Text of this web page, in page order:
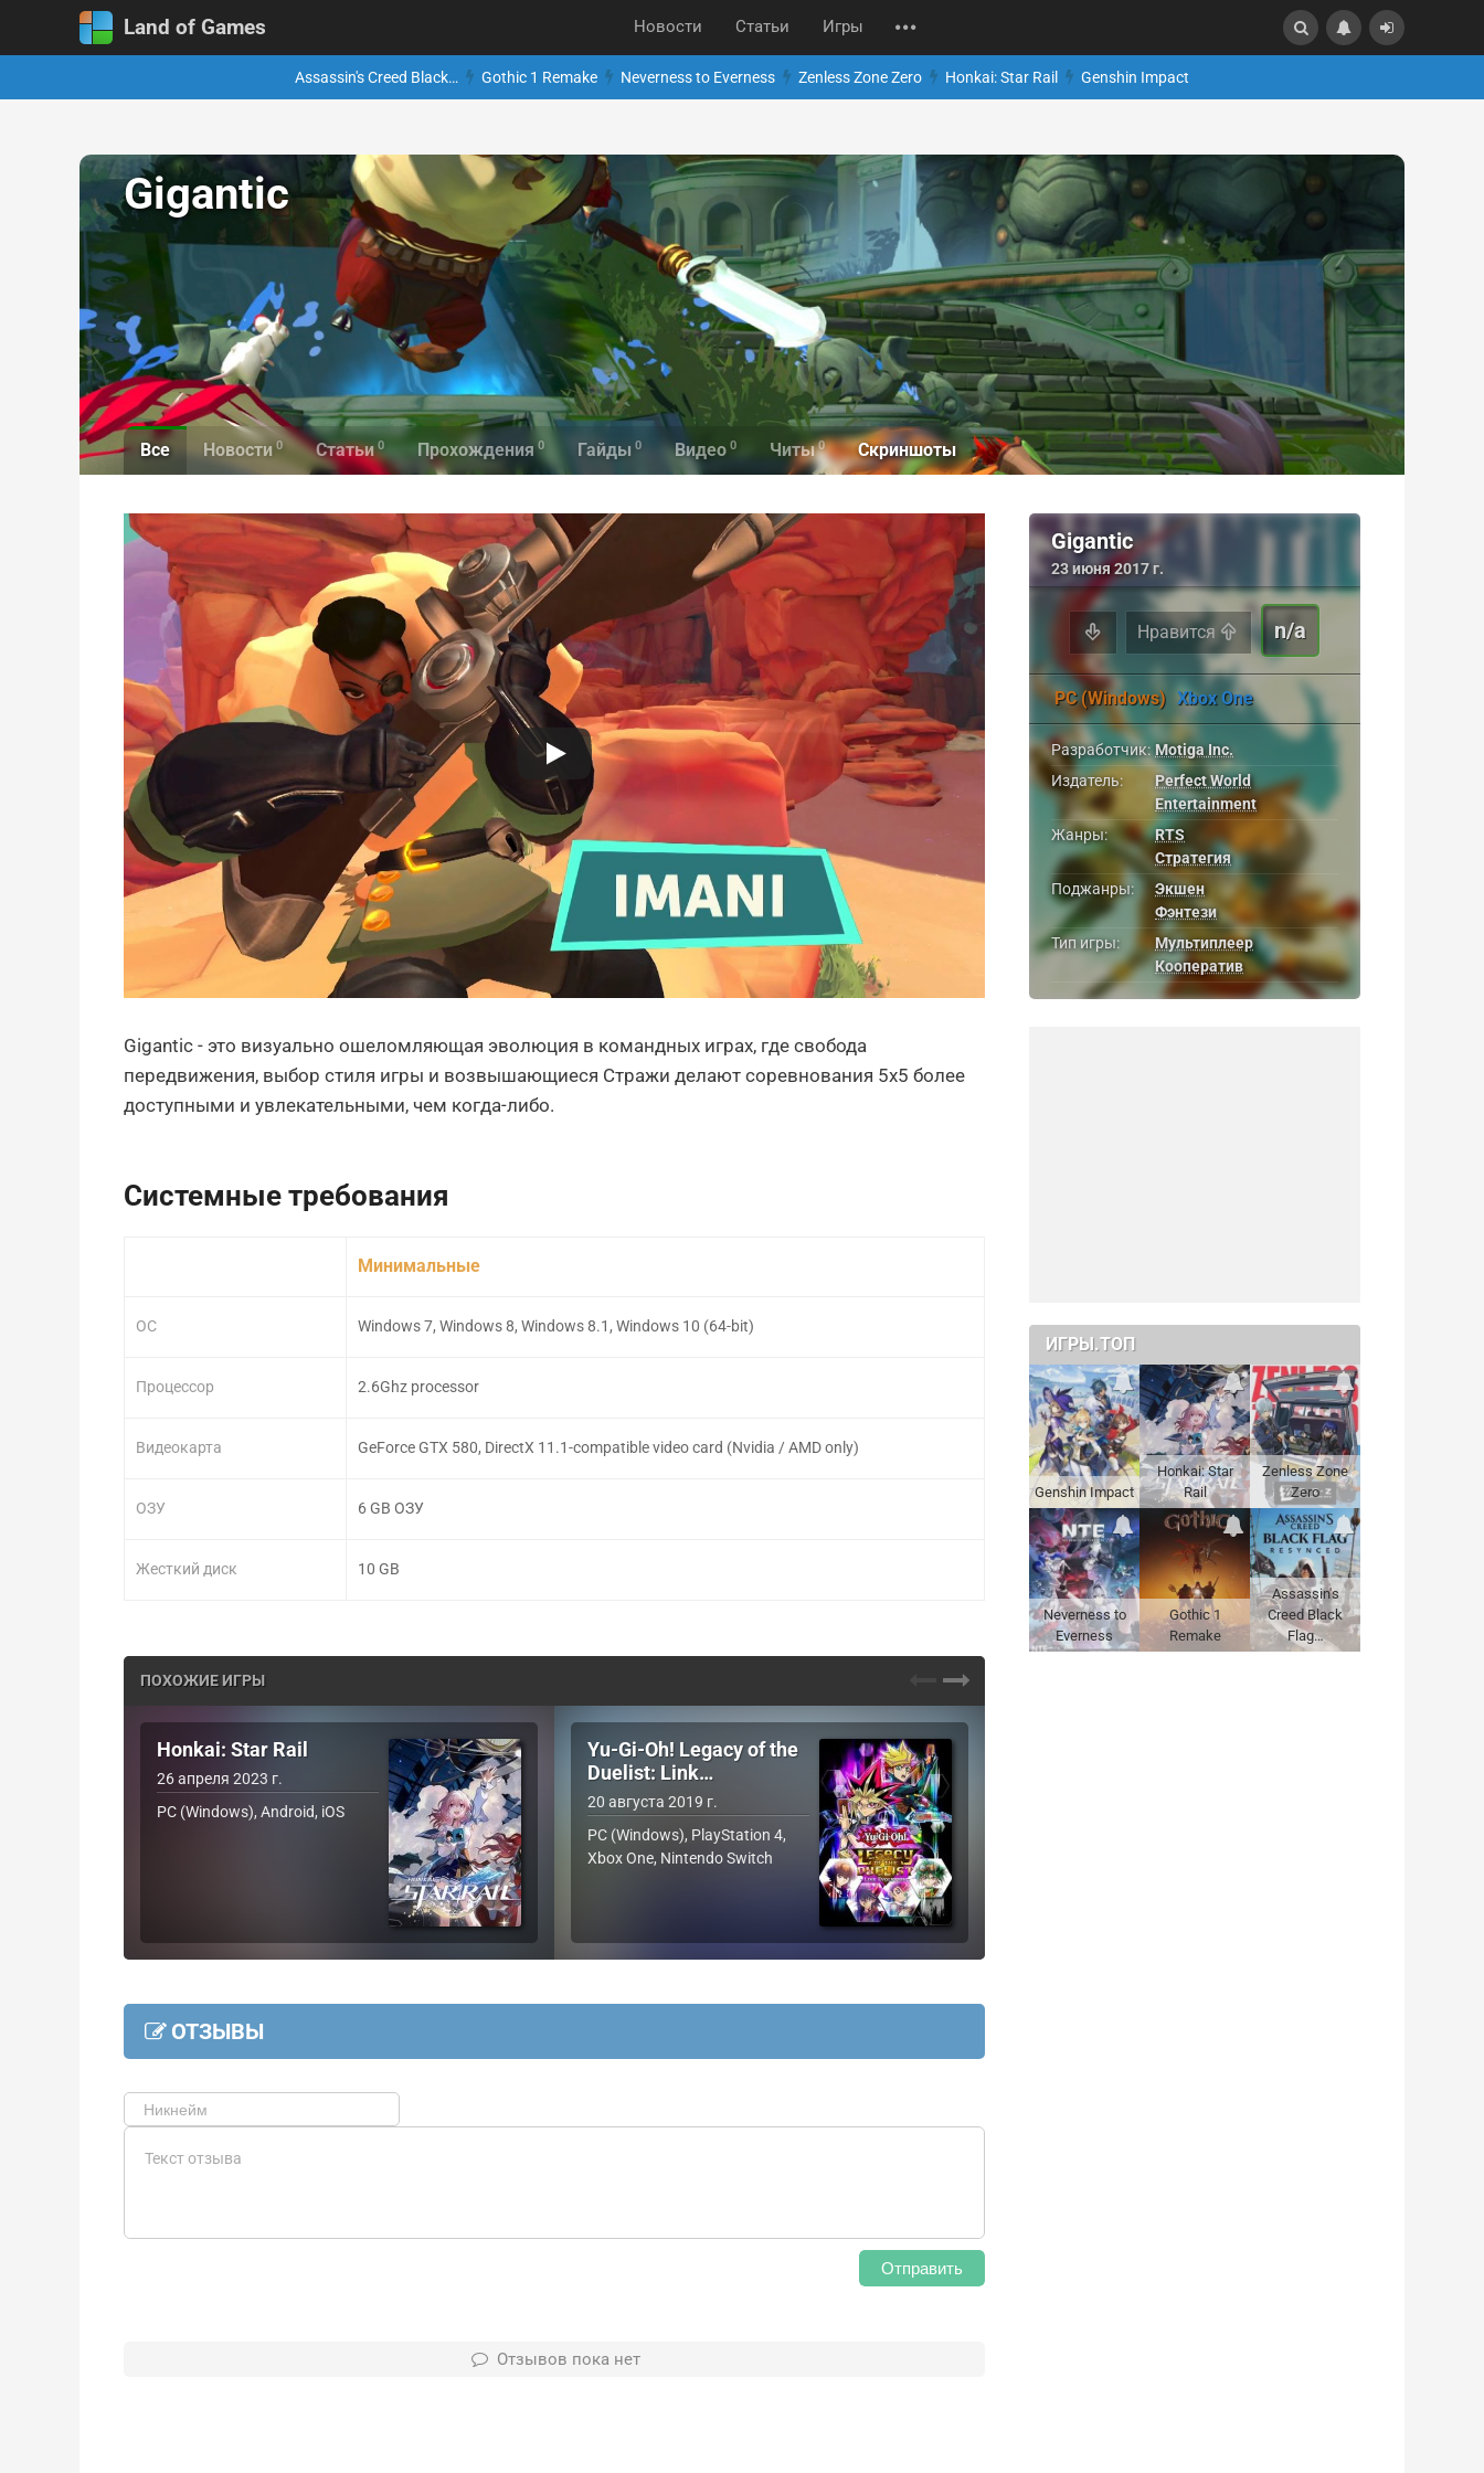
Land of Games Новости Статьи Игры
Assassin's Creed Black… Gothic 1 Remake Neverness to Everness Zenless Zone Zero Honkai: Star Rail Genshin Impact
Gigantic
Все Новости 0 Статьи 0 Прохождения 0 Гайды 0 Видео 0 Читы 0 Скриншоты
Gigantic - это визуально ошеломляющая эволюция в командных играх, где свобода
передвижения, выбор стиля игры и возвышающиеся Стражи делают соревнования 5x5 более
доступными и увлекательными, чем когда-либо.
Системные требования
ОС
Процессор
Видеокарта
ОЗУ
Жесткий диск
Минимальные
Windows 7, Windows 8, Windows 8.1, Windows 10 (64-bit)
2.6Ghz processor
GeForce GTX 580, DirectX 11.1-compatible video card (Nvidia / AMD only)
6 GB ОЗУ
10 GB
ПОХОЖИЕ ИГРЫ
Honkai: Star Rail
26 апреля 2023 г.
PC (Windows), Android, iOS
Yu-Gi-Oh! Legacy of the
Duelist: Link…
20 августа 2019 г.
PC (Windows), PlayStation 4,
Xbox One, Nintendo Switch
ОТЗЫВЫ
Отправить
Отзывов пока нет
Gigantic
23 июня 2017 г.
Нравится n/a
PC (Windows) Xbox One
Разработчик: Motiga Inc.
Издатель:
Perfect World
Entertainment
Жанры:
RTS
Стратегия
Поджанры:
Экшен
Фэнтези
Тип игры:
Мультиплеер
Кооператив
ИГРЫ.ТОП
Genshin Impact
Honkai: Star
Rail
Zenless Zone
Zero
Neverness to
Everness
Gothic 1
Remake
Assassin's
Creed Black
Flag…